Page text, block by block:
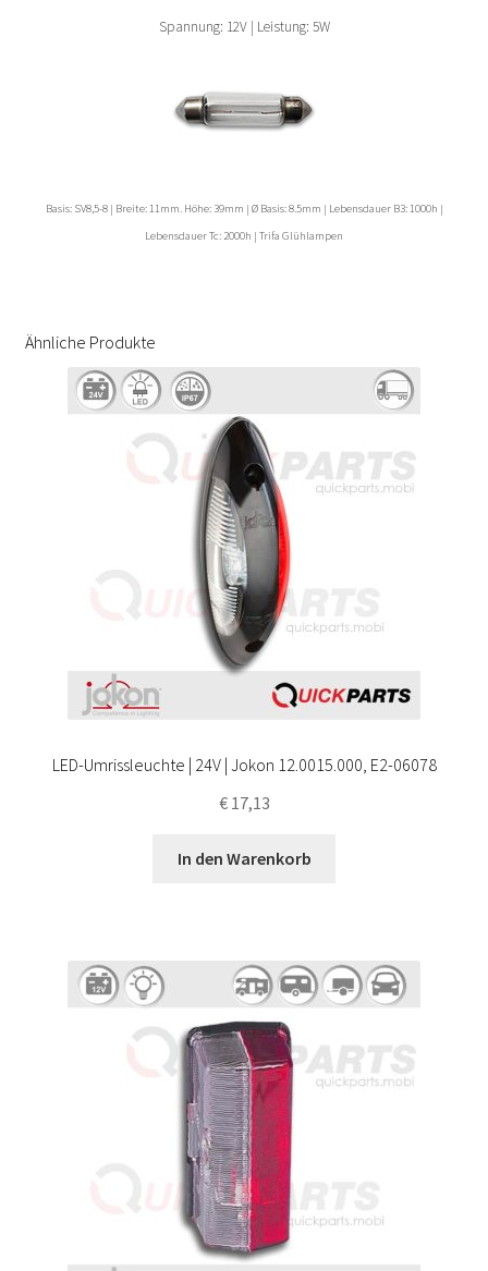
Spannung: 12V | Leistung: 5W
Basis: SV8,5-8 | Breite: 11mm. Höhe: 39mm | Ø Basis: 8.5mm | Lebensdauer B3: 1000h |
Lebensdauer Tc: 2000h | Trifa Glühlampen
Ähnliche Produkte
LED-Umrissleuchte | 24V | Jokon 12.0015.000, E2-06078
€17,13
In den Warenkorb